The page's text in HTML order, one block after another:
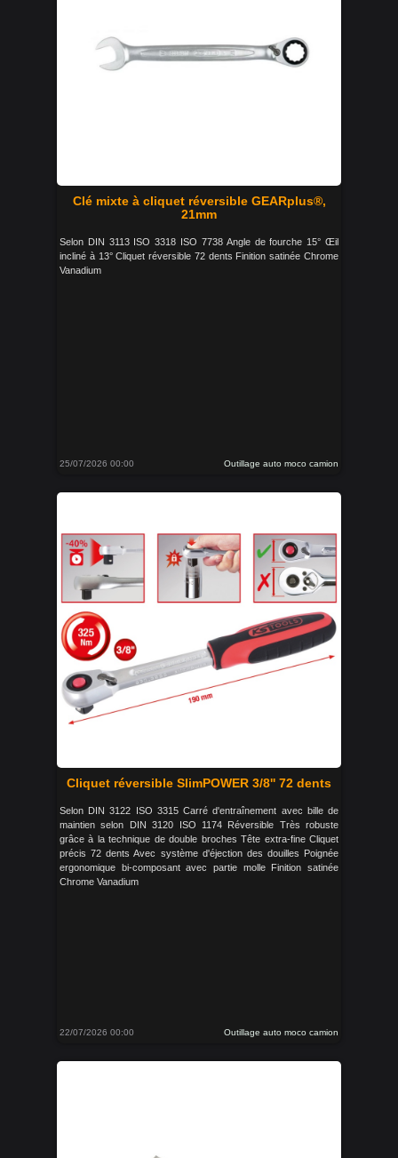
Clé mixte à cliquet réversible GEARplus®,
21mm
Selon DIN 3113 ISO 3318 ISO 7738 Angle de fourche 15° Œil
incliné à 13° Cliquet réversible 72 dents Finition satinée Chrome
Vanadium
25/07/2026 00:00 Outillage auto moco camion
Cliquet réversible SlimPOWER 3/8'' 72 dents
Selon DIN 3122 ISO 3315 Carré d'entraînement avec bille de
maintien selon DIN 3120 ISO 1174 Réversible Très robuste
grâce à la technique de double broches Tête extra-fine Cliquet
précis 72 dents Avec système d'éjection des douilles Poignée
ergonomique bi-composant avec partie molle Finition satinée
Chrome Vanadium
22/07/2026 00:00 Outillage auto moco camion